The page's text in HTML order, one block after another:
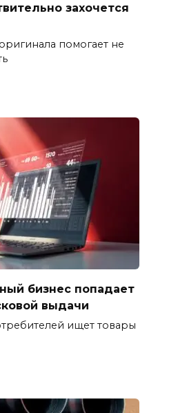
захочется
помогает не
бизнес попадает
выдачи
ищет товары